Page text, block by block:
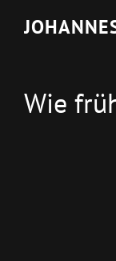
Wie